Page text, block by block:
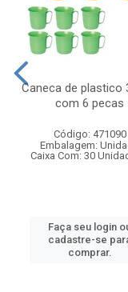
Caneca de plastico
com 6 pecas
Código: 471090
Embalagem:
Caixa Com: 30
Faça seu login
cadastre-se
comprar.